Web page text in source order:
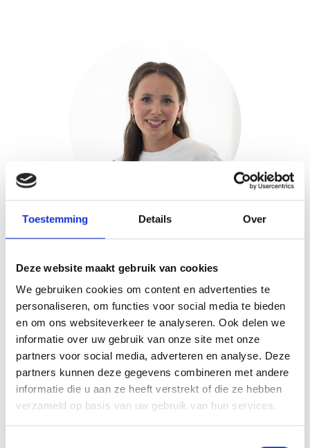
Toestemming Details Over
Deze website maakt gebruik van cookies
We gebruiken cookies om content en advertenties te
personaliseren, om functies voor social media te bieden
en om ons websiteverkeer te analyseren. Ook delen we
informatie over uw gebruik van onze site met onze
partners voor social media, adverteren en analyse. Deze
partners kunnen deze gegevens combineren met andere
informatie die u aan ze heeft verstrekt of die ze hebben
verzameld op basis van uw gebruik van hun services.
Esmee van Duren
Esmee van Duren studeerde na haar
eindstage in onze praktijk in 2013 af
als logopedist. Na haar afstuderen is
ze meteen gebleven, sindsdien is ze
een belangrijke kracht binnen ons
team.
Meer lezen